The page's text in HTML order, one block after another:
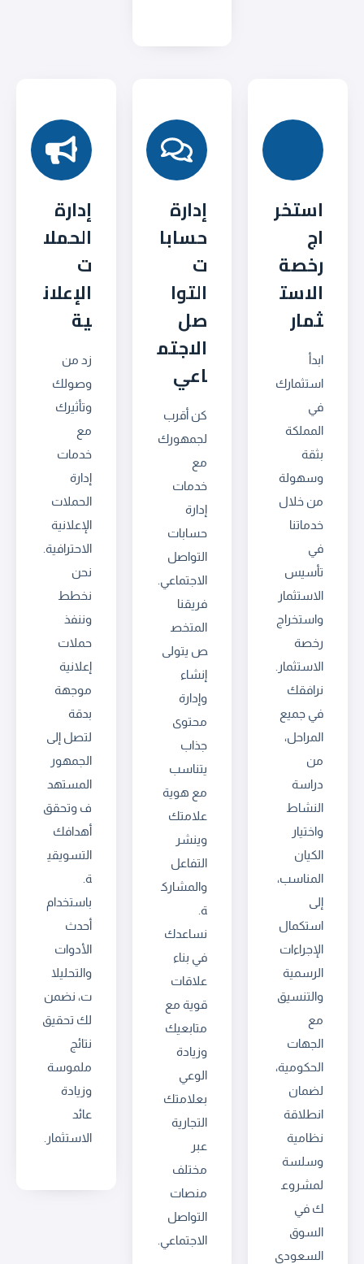
استخر
اج
رخصة
الاست
ثمار
ابدأ
استثمارك
في
المملكة
بثقة
وسهولة
من خلال
خدماتنا
في
تأسيس
الاستثمار
واستخراج
رخصة
الاستثمار.
نرافقك
في جميع
المراحل،
من
دراسة
النشاط
واختيار
الكيان
المناسب،
إلى
استكمال
الإجراءات
الرسمية
والتنسيق
مع
الجهات
الحكومية،
لضمان
انطلاقة
نظامية
وسلسة
لمشروع
ك في
السوق
السعودي
إدارة
حسابا
ت
التوا
صل
الاجتم
اعي
كن أقرب
لجمهورك
مع
خدمات
إدارة
حسابات
التواصل
الاجتماعي.
فريقنا
المتخص
ص يتولى
إنشاء
وإدارة
محتوى
جذاب
يتناسب
مع هوية
علامتك
وينشر
التفاعل
والمشارك
ة.
نساعدك
في بناء
علاقات
قوية مع
متابعيك
وزيادة
الوعي
بعلامتك
التجارية
عبر
مختلف
منصات
التواصل
الاجتماعي.
إدارة
الحملا
ت
الإعلان
ية
زد من
وصولك
وتأثيرك
مع
خدمات
إدارة
الحملات
الإعلانية
الاحترافية.
نحن
نخطط
وننفذ
حملات
إعلانية
موجهة
بدقة
لتصل إلى
الجمهور
المستهد
ف وتحقق
أهدافك
التسويقي
ة.
باستخدام
أحدث
الأدوات
والتحليلا
ت، نضمن
لك تحقيق
نتائج
ملموسة
وزيادة
عائد
الاستثمار.